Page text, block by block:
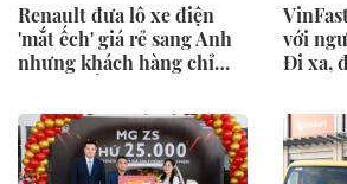
Renault đưa lô xe điện
'mắt ếch' giá rẻ sang Anh
nhưng khách hàng chỉ
với
Đi xa,